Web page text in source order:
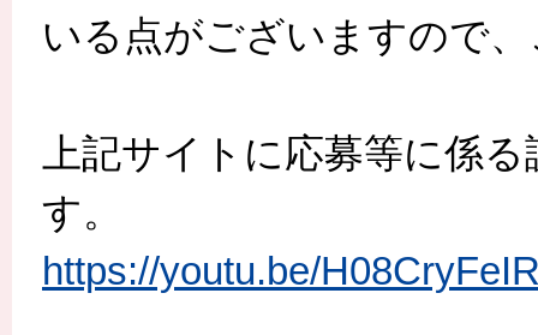
いる点がございますので
上記サイトに応募等に係
す。
https://youtu.be/